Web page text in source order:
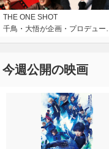
THE ONE SHOT
千鳥・大悟が企画・プロデュ
今週公開の映画